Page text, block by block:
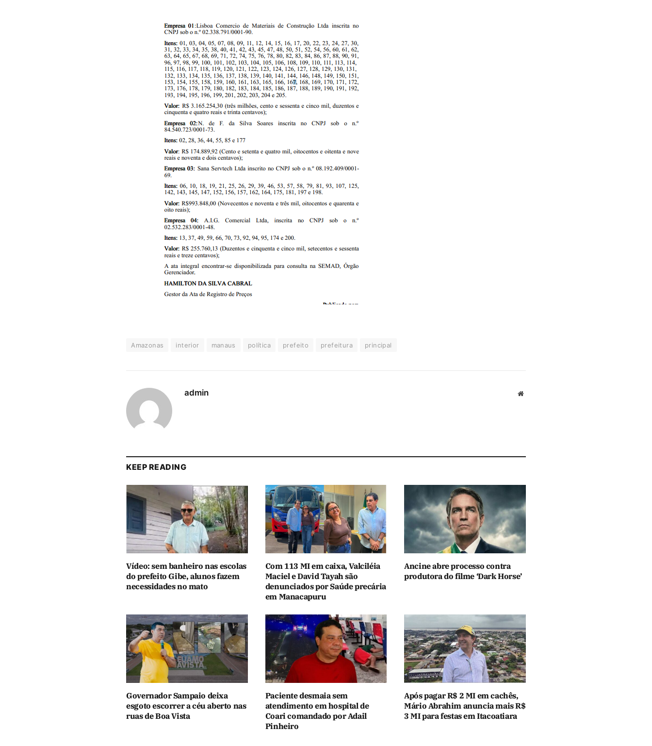
Amazonas interior manaus política prefeito prefeitura principal
admin Website
KEEP READING
Vídeo: sem banheiro nas escolas
do prefeito Gibe, alunos fazem
necessidades no mato
Com 113 MI em caixa, Valciléia
Maciel e David Tayah são
denunciados por Saúde precária
em Manacapuru
Ancine abre processo contra
produtora do filme ‘Dark Horse’
Governador Sampaio deixa
esgoto escorrer a céu aberto nas
ruas de Boa Vista
Paciente desmaia sem
atendimento em hospital de
Coari comandado por Adail
Pinheiro
Após pagar R$ 2 MI em cachês,
Mário Abrahim anuncia mais R$
3 MI para festas em Itacoatiara